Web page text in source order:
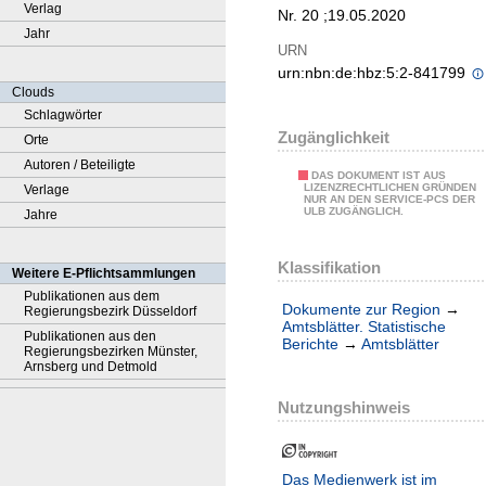
Verlag
Jahr
Clouds
Schlagwörter
Orte
Autoren / Beteiligte
Verlage
Jahre
Weitere E-Pflichtsammlungen
Publikationen aus dem
Regierungsbezirk Düsseldorf
Publikationen aus den
Regierungsbezirken Münster,
Arnsberg und Detmold
Nr. 20 ;19.05.2020
URN
urn:nbn:de:hbz:5:2-841799
Zugänglichkeit
DAS DOKUMENT IST AUS
LIZENZRECHTLICHEN GRÜNDEN
NUR AN DEN SERVICE-PCS DER
ULB ZUGÄNGLICH.
Klassifikation
Dokumente zur Region →
Amtsblätter. Statistische
Berichte → Amtsblätter
Nutzungshinweis
Das Medienwerk ist im